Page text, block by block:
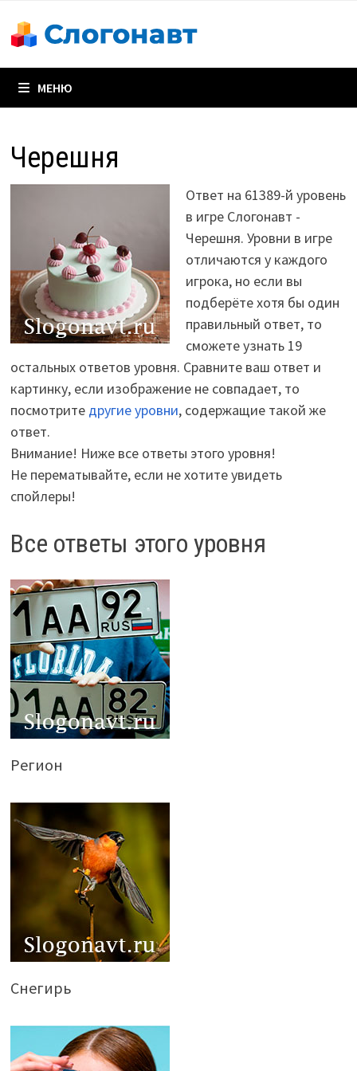
содержимому
МЕНЮ
Черешня
Ответ на 61389-й уровень
в игре Слогонавт -
Черешня. Уровни в игре
отличаются у каждого
игрока, но если вы
подберёте хотя бы один
правильный ответ, то
сможете узнать 19
остальных ответов уровня. Сравните ваш ответ и
картинку, если изображение не совпадает, то
посмотрите другие уровни, содержащие такой же
ответ.
Внимание! Ниже все ответы этого уровня!
Не перематывайте, если не хотите увидеть
спойлеры!
Все ответы этого уровня
Регион
Снегирь